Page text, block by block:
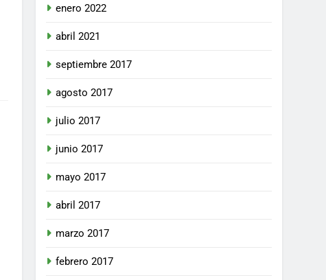
enero 2022
abril 2021
septiembre 2017
agosto 2017
julio 2017
junio 2017
mayo 2017
abril 2017
marzo 2017
febrero 2017